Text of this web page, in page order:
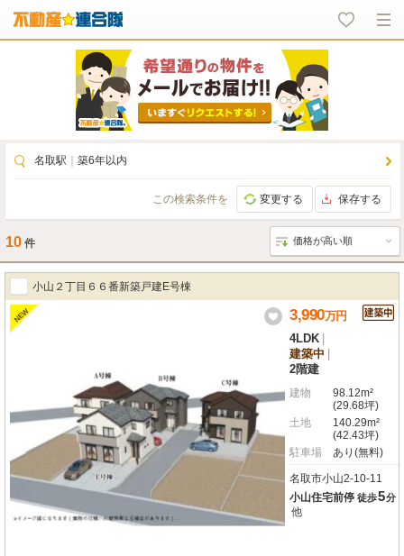
名取駅 築6年以内
この検索条件を 変更する 保存する
10 件
小山２丁目６６番新築戸建E号棟
NEW 3,990万円
4LDK
建築中
2階建
建物
98.12m²
(29.68坪)
土地
140.29m²
(42.43坪)
駐車場
あり(無料)
名取市小山2-10-11
小山住宅前停 徒歩5分
他